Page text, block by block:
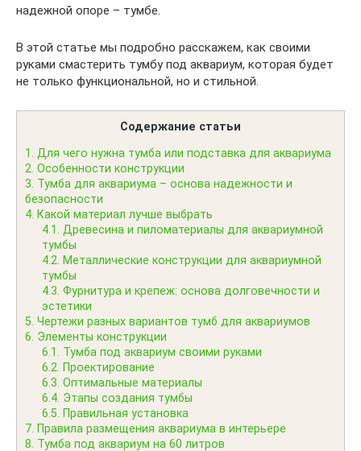
надежной опоре – тумбе.
В этой статье мы подробно расскажем, как своими
руками смастерить тумбу под аквариум, которая будет
не только функциональной, но и стильной.
Содержание статьи
1.
Для чего нужна тумба или подставка для аквариума
2. Особенности конструкции
3. Тумба для аквариума – основа надежности и
безопасности
4. Какой материал лучше выбрать
4.1.
Древесина и пиломатериалы для аквариумной
тумбы
4.2.
Металлические конструкции для аквариумной
тумбы
4.3. Фурнитура и крепеж: основа долговечности и
эстетики
5. Чертежи разных вариантов тумб для аквариумов
6. Элементы конструкции
6.1.
Тумба под аквариум своими руками
6.2.
Проектирование
6.3. Оптимальные материалы
6.4. Этапы создания тумбы
6.5.
Правильная установка
7. Правила размещения аквариума в интерьере
8. Тумба под аквариум на 60 литров